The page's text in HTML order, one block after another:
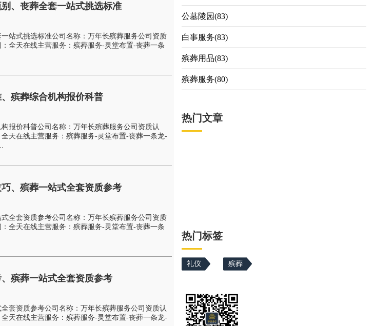
、丧葬全套一站式挑选标准
站式挑选标准公司名称：万年长殡葬服务公司资质
全天在线主营服务：殡葬服务-灵堂布置-丧葬一条
殡葬综合机构报价科普
报价科普公司名称：万年长殡葬服务公司资质认
天在线主营服务：殡葬服务-灵堂布置-丧葬一条龙-
、殡葬一站式全套资质参考
全套资质参考公司名称：万年长殡葬服务公司资质
全天在线主营服务：殡葬服务-灵堂布置-丧葬一条
殡葬一站式全套资质参考
套资质参考公司名称：万年长殡葬服务公司资质认
天在线主营服务：殡葬服务-灵堂布置-丧葬一条龙-
公墓陵园(83)
白事服务(83)
殡葬用品(83)
殡葬服务(80)
热门文章
热门标签
礼仪 殡葬